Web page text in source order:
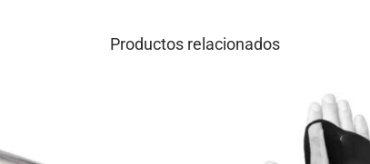
Productos relacionados